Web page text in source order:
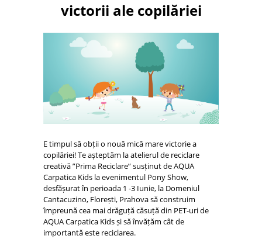
victorii ale copilăriei
E timpul să obții o nouă mică mare victorie a
copilăriei! Te așteptăm la atelierul de reciclare
creativă ”Prima Reciclare” susținut de AQUA
Carpatica Kids la evenimentul Pony Show,
desfășurat în perioada 1 -3 Iunie, la Domeniul
Cantacuzino, Florești, Prahova să construim
împreună cea mai drăguță căsuță din PET-uri de
AQUA Carpatica Kids și să învățăm cât de
importantă este reciclarea.